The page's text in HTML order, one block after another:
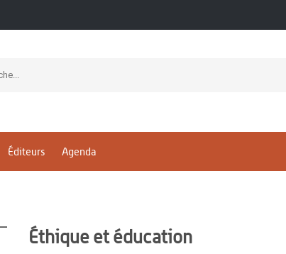
Éditeurs Agenda
Éthique et éducation